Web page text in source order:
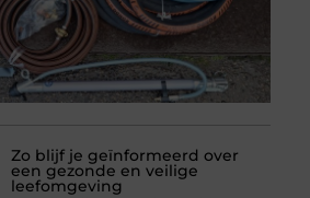
Zo blijf je geïnformeerd over
een gezonde en veilige
leefomgeving